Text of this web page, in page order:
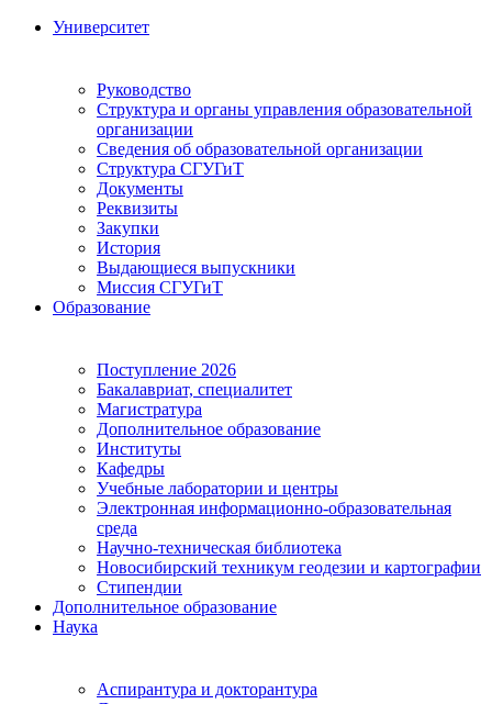
Университет
Руководство
Структура и органы управления образовательной
организации
Сведения об образовательной организации
Структура СГУГиТ
Документы
Реквизиты
Закупки
История
Выдающиеся выпускники
Миссия СГУГиТ
Образование
Поступление 2026
Бакалавриат, специалитет
Магистратура
Дополнительное образование
Институты
Кафедры
Учебные лаборатории и центры
Электронная информационно-образовательная
среда
Научно-техническая библиотека
Новосибирский техникум геодезии и картографии
Стипендии
Дополнительное образование
Наука
Аспирантура и докторантура